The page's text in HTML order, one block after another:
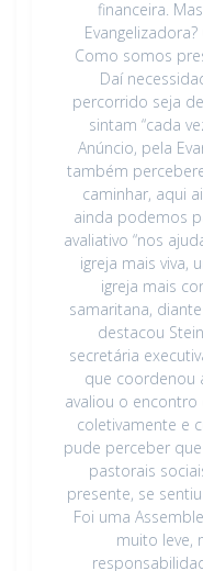
financeira.
Como somos
Daí
percorrido seja
sintam “cada
Anúncio, pela
também
caminhar, aqui
ainda podemos
avaliativo “nos
igreja mais viva,
igreja mais
samaritana,
destacou
secretária
que coordenou
avaliou o
coletivamente e
pude perceber
pastorais
presente, se
Foi uma
muito leve,